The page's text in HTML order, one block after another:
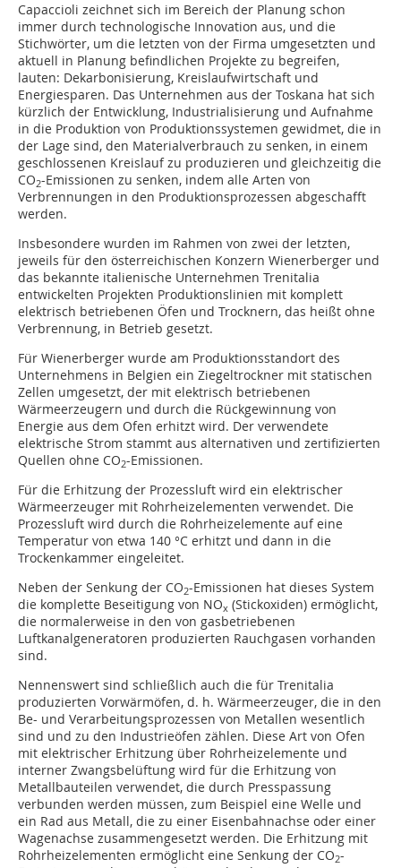
Capaccioli zeichnet sich im Bereich der Planung schon
immer durch technologische Innovation aus, und die
Stichwörter, um die letzten von der Firma umgesetzten und
aktuell in Planung befindlichen Projekte zu begreifen,
lauten: Dekarbonisierung, Kreislaufwirtschaft und
Energiesparen. Das Unternehmen aus der Toskana hat sich
kürzlich der Entwicklung, Industrialisierung und Aufnahme
in die Produktion von Produktionssystemen gewidmet, die in
der Lage sind, den Materialverbrauch zu senken, in einem
geschlossenen Kreislauf zu produzieren und gleichzeitig die
CO2-Emissionen zu senken, indem alle Arten von
Verbrennungen in den Produktionsprozessen abgeschafft
werden.
Insbesondere wurden im Rahmen von zwei der letzten,
jeweils für den österreichischen Konzern Wienerberger und
das bekannte italienische Unternehmen Trenitalia
entwickelten Projekten Produktionslinien mit komplett
elektrisch betriebenen Öfen und Trocknern, das heißt ohne
Verbrennung, in Betrieb gesetzt.
Für Wienerberger wurde am Produktionsstandort des
Unternehmens in Belgien ein Ziegeltrockner mit statischen
Zellen umgesetzt, der mit elektrisch betriebenen
Wärmeerzeugern und durch die Rückgewinnung von
Energie aus dem Ofen erhitzt wird. Der verwendete
elektrische Strom stammt aus alternativen und zertifizierten
Quellen ohne CO2-Emissionen.
Für die Erhitzung der Prozessluft wird ein elektrischer
Wärmeerzeuger mit Rohrheizelementen verwendet. Die
Prozessluft wird durch die Rohrheizelemente auf eine
Temperatur von etwa 140 °C erhitzt und dann in die
Trockenkammer eingeleitet.
Neben der Senkung der CO2-Emissionen hat dieses System
die komplette Beseitigung von NOx (Stickoxiden) ermöglicht,
die normalerweise in den von gasbetriebenen
Luftkanalgeneratoren produzierten Rauchgasen vorhanden
sind.
Nennenswert sind schließlich auch die für Trenitalia
produzierten Vorwärmöfen, d. h. Wärmeerzeuger, die in den
Be- und Verarbeitungsprozessen von Metallen wesentlich
sind und zu den Industrieöfen zählen. Diese Art von Ofen
mit elektrischer Erhitzung über Rohrheizelemente und
interner Zwangsbelüftung wird für die Erhitzung von
Metallbauteilen verwendet, die durch Presspassung
verbunden werden müssen, zum Beispiel eine Welle und
ein Rad aus Metall, die zu einer Eisenbahnachse oder einer
Wagenachse zusammengesetzt werden. Die Erhitzung mit
Rohrheizelementen ermöglicht eine Senkung der CO2-